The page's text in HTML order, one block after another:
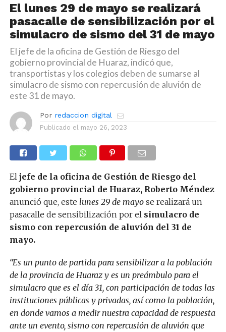
El lunes 29 de mayo se realizará
pasacalle de sensibilización por el
simulacro de sismo del 31 de mayo
El jefe de la oficina de Gestión de Riesgo del
gobierno provincial de Huaraz, indicó que,
transportistas y los colegios deben de sumarse al
simulacro de sismo con repercusión de aluvión de
este 31 de mayo.
Por redaccion digital
Publicado el mayo 26, 2023
El jefe de la oficina de Gestión de Riesgo del
gobierno provincial de Huaraz, Roberto Méndez
anunció que, este lunes 29 de mayose realizará un
pasacalle de sensibilización por el simulacro de
sismo con repercusión de aluvión del 31 de
mayo.
“Es un punto de partida para sensibilizar a la población
de la provincia de Huaraz y es un preámbulo para el
simulacro que es el día 31, con participación de todas las
instituciones públicas y privadas, así como la población,
en donde vamos a medir nuestra capacidad de respuesta
ante un evento, sismo con repercusión de aluvión que